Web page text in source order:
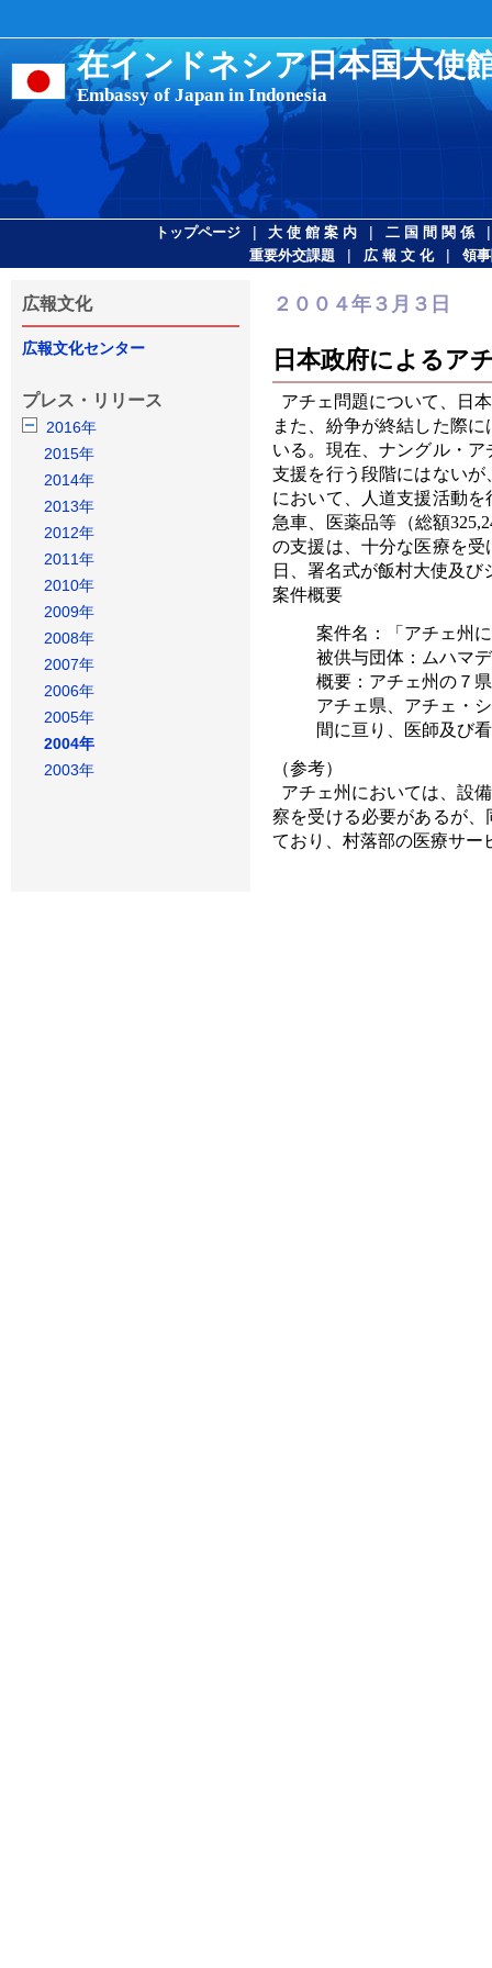
在インドネシア日本国大使
Embassy of Japan in Indonesia
トップページ | 大 使 館 案 内 | 二 国 間 関 係
重要外交課題 | 広 報 文 化 | 領
広報文化
広報文化センター
プレス・リリース
2016年
2015年
2014年
2013年
2012年
2011年
2010年
2009年
2008年
2007年
2006年
2005年
2004年
2003年
２００４年３月３日
日本政府によるア
アチェ問題について、日
また、紛争が終結した際
いる。現在、ナングル・
支援を行う段階にはない
において、人道支援活動
急車、医薬品等（総額
の支援は、十分な医療を
日、署名式が飯村大使及
案件概要
案件名：「アチェ州
被供与団体：ムハマ
概要：アチェ州の７
アチェ県、アチェ・
間に亘り、医師及び
（参考）
アチェ州においては、設
察を受ける必要があるが
ており、村落部の医療サー